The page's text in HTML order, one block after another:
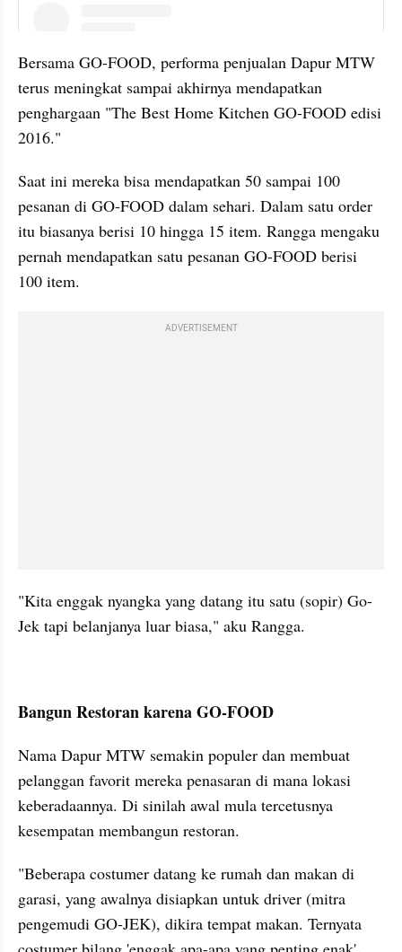
Bersama GO-FOOD, performa penjualan Dapur MTW
terus meningkat sampai akhirnya mendapatkan
penghargaan "The Best Home Kitchen GO-FOOD edisi
2016."
Saat ini mereka bisa mendapatkan 50 sampai 100
pesanan di GO-FOOD dalam sehari. Dalam satu order
itu biasanya berisi 10 hingga 15 item. Rangga mengaku
pernah mendapatkan satu pesanan GO-FOOD berisi
100 item.
ADVERTISEMENT
"Kita enggak nyangka yang datang itu satu (sopir) Go-
Jek tapi belanjanya luar biasa," aku Rangga.
Bangun Restoran karena GO-FOOD
Nama Dapur MTW semakin populer dan membuat
pelanggan favorit mereka penasaran di mana lokasi
keberadaannya. Di sinilah awal mula tercetusnya
kesempatan membangun restoran.
"Beberapa costumer datang ke rumah dan makan di
garasi, yang awalnya disiapkan untuk driver (mitra
pengemudi GO-JEK), dikira tempat makan. Ternyata